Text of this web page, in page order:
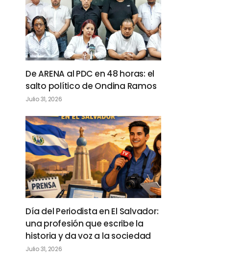
De ARENA al PDC en 48 horas: el
salto político de Ondina Ramos
Julio 31, 2026
Día del Periodista en El Salvador:
una profesión que escribe la
historia y da voz a la sociedad
Julio 31, 2026